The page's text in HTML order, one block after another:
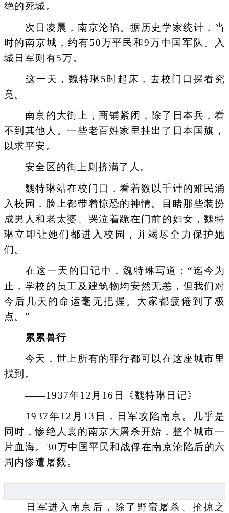
绝的死城。
次日凌晨，南京沦陷。据历史学家统计，当
时的南京城，约有50万平民和9万中国军队。入
城日军则有5万。
这一天，魏特琳5时起床，去校门口探看究
竟。
南京的大街上，商铺紧闭，除了日本兵，看
不到其他人。一些老百姓家里挂出了日本国旗，
以求平安。
安全区的街上则挤满了人。
魏特琳站在校门口，看着数以千计的难民涌
入校园，脸上都带着惊恐的神情。目睹那些装扮
成男人和老太婆、哭泣着跪在门前的妇女，魏特
琳立即让她们都进入校园，并竭尽全力保护她
们。
在这一天的日记中，魏特琳写道：“迄今为
止，学校的员工及建筑物均安然无恙，但我们对
今后几天的命运毫无把握。大家都疲倦到了极
点。”
累累兽行
今天，世上所有的罪行都可以在这座城市里
找到。
——1937年12月16日《魏特琳日记》
1937年12月13日，日军攻陷南京。几乎是
同时，惨绝人寰的南京大屠杀开始，整个城市一
片血海。30万中国平民和战俘在南京沦陷后的六
周内惨遭屠戮。
日军进入南京后，除了野蛮屠杀、抢掠之